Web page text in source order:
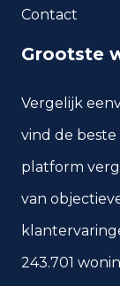
Contact
Grootste
Vergelijk
vind de
platform
van
243.701